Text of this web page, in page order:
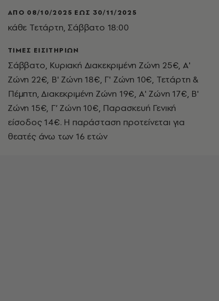
ΑΠΌ 08/10/2025 ΈΩΣ 30/11/2025
κάθε Τετάρτη, Σάββατο 18:00
ΤΙΜΕΣ ΕΙΣΙΤΗΡΙΩΝ
Σάββατο, Κυριακή Διακεκριμένη Ζώνη 25€, Α'
Ζώνη 22€, Β' Ζώνη 18€, Γ' Ζώνη 10€, Τετάρτη &
Πέμπτη, Διακεκριμένη Ζώνη 19€, Α' Ζώνη 17€, Β'
Ζώνη 15€, Γ’ Ζώνη 10€, Παρασκευή Γενική
είσοδος 14€. Η παράσταση προτείνεται για
θεατές άνω των 16 ετών